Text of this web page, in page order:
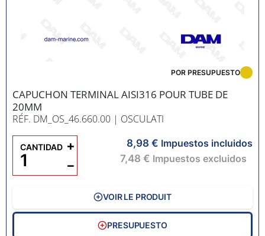
CAPUCHON TERMINAL AISI316 POUR TUBE DE
20MM
RÉF. DM_OS_46.660.00 | OSCULATI
POR PRESUPUESTO
8,98 € Impuestos incluidos
7,48 € Impuestos excluidos
CANTIDAD
−
+
VOIR LE PRODUIT
PRESUPUESTO